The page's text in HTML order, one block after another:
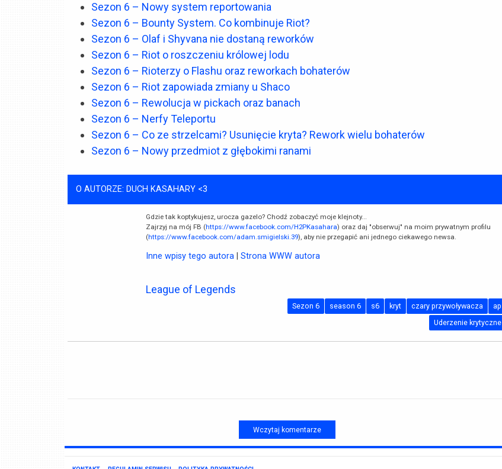
Sezon 6 – Nowy system reportowania
Sezon 6 – Bounty System. Co kombinuje Riot?
Sezon 6 – Olaf i Shyvana nie dostaną reworków
Sezon 6 – Riot o roszczeniu królowej lodu
Sezon 6 – Rioterzy o Flashu oraz reworkach bohaterów
Sezon 6 – Riot zapowiada zmiany u Shaco
Sezon 6 – Rewolucja w pickach oraz banach
Sezon 6 – Nerfy Teleportu
Sezon 6 – Co ze strzelcami? Usunięcie kryta? Rework wielu bohaterów
Sezon 6 – Nowy przedmiot z głębokimi ranami
O AUTORZE: DUCH KASAHARY <3
Gdzie tak koptykujesz, urocza gazelo? Chodź zobaczyć moje klejnoty...
Zajrzyj na mój FB (https://www.facebook.com/H2PKasahara) oraz daj "obserwuj" na moim prywatnym profilu
(https://www.facebook.com/adam.smigielski.39), aby nie przegapić ani jednego ciekawego newsa.
Inne wpisy tego autora| Strona WWW autora
League of Legends
ap
czary przywoływacza
kryt
s6
season 6
Sezon 6
Uderzenie krytyczne
Wczytaj komentarze